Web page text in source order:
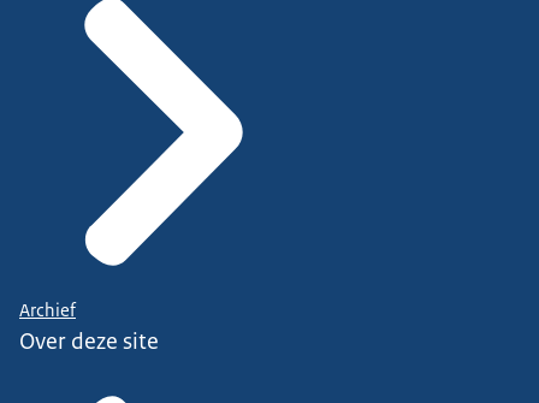
Archief
Over deze site